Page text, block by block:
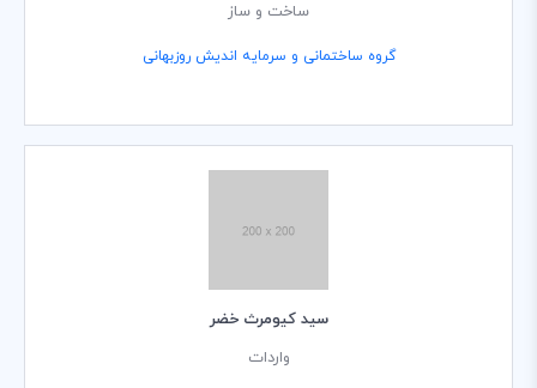
ساخت و ساز
گروه ساختمانی و سرمایه اندیش روزبهانی
سید کیومرث خضر
واردات